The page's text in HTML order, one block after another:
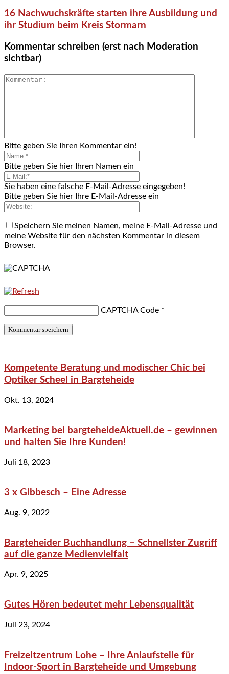
16 Nachwuchskräfte starten ihre Ausbildung und
ihr Studium beim Kreis Stormarn
Kommentar schreiben (erst nach Moderation
sichtbar)
Bitte geben Sie Ihren Kommentar ein!
Bitte geben Sie hier Ihren Namen ein
Sie haben eine falsche E-Mail-Adresse eingegeben!
Bitte geben Sie hier Ihre E-Mail-Adresse ein
Speichern Sie meinen Namen, meine E-Mail-Adresse und
meine Website für den nächsten Kommentar in diesem
Browser.
CAPTCHA Code *
Kompetente Beratung und modischer Chic bei
Optiker Scheel in Bargteheide
Okt. 13, 2024
Marketing bei bargteheideAktuell.de – gewinnen
und halten Sie Ihre Kunden!
Juli 18, 2023
3 x Gibbesch – Eine Adresse
Aug. 9, 2022
Bargteheider Buchhandlung – Schnellster Zugriff
auf die ganze Medienvielfalt
Apr. 9, 2025
Gutes Hören bedeutet mehr Lebensqualität
Juli 23, 2024
Freizeitzentrum Lohe – Ihre Anlaufstelle für
Indoor-Sport in Bargteheide und Umgebung